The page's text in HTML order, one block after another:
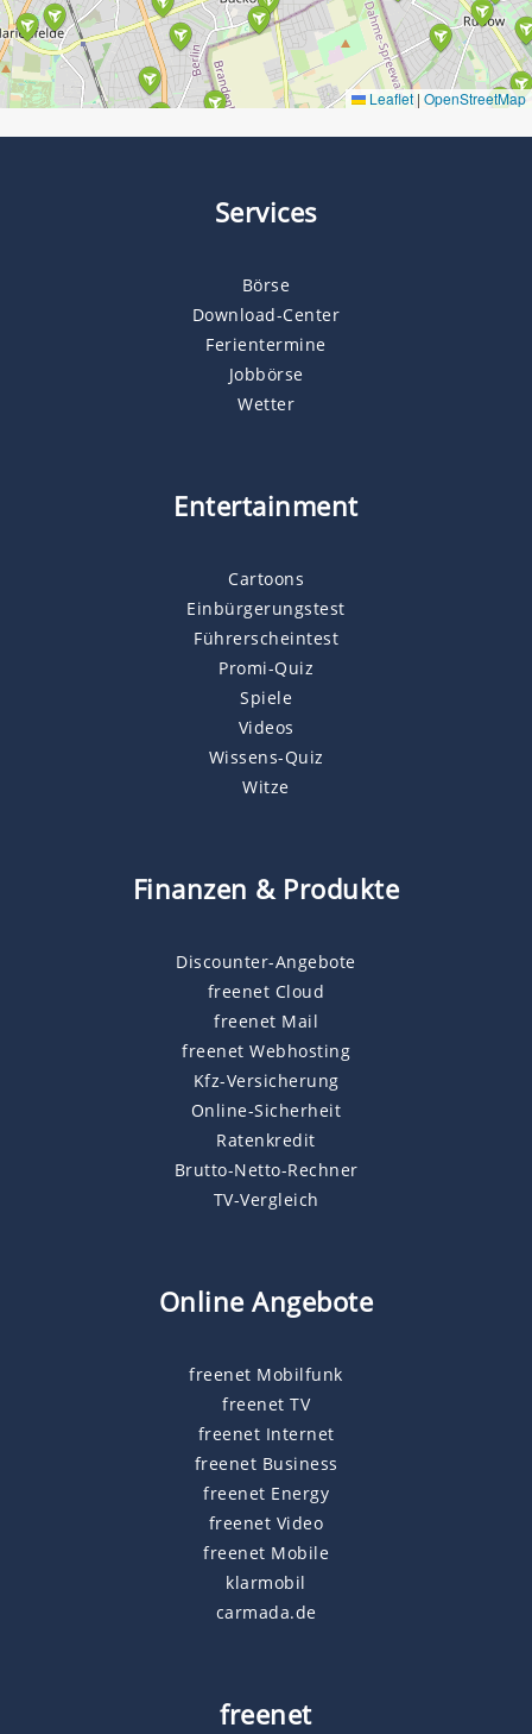
Leaflet | OpenStreetMap
Services
Börse
Download-Center
Ferientermine
Jobbörse
Wetter
Entertainment
Cartoons
Einbürgerungstest
Führerscheintest
Promi-Quiz
Spiele
Videos
Wissens-Quiz
Witze
Finanzen & Produkte
Discounter-Angebote
freenet Cloud
freenet Mail
freenet Webhosting
Kfz-Versicherung
Online-Sicherheit
Ratenkredit
Brutto-Netto-Rechner
TV-Vergleich
Online Angebote
freenet Mobilfunk
freenet TV
freenet Internet
freenet Business
freenet Energy
freenet Video
freenet Mobile
klarmobil
carmada.de
freenet